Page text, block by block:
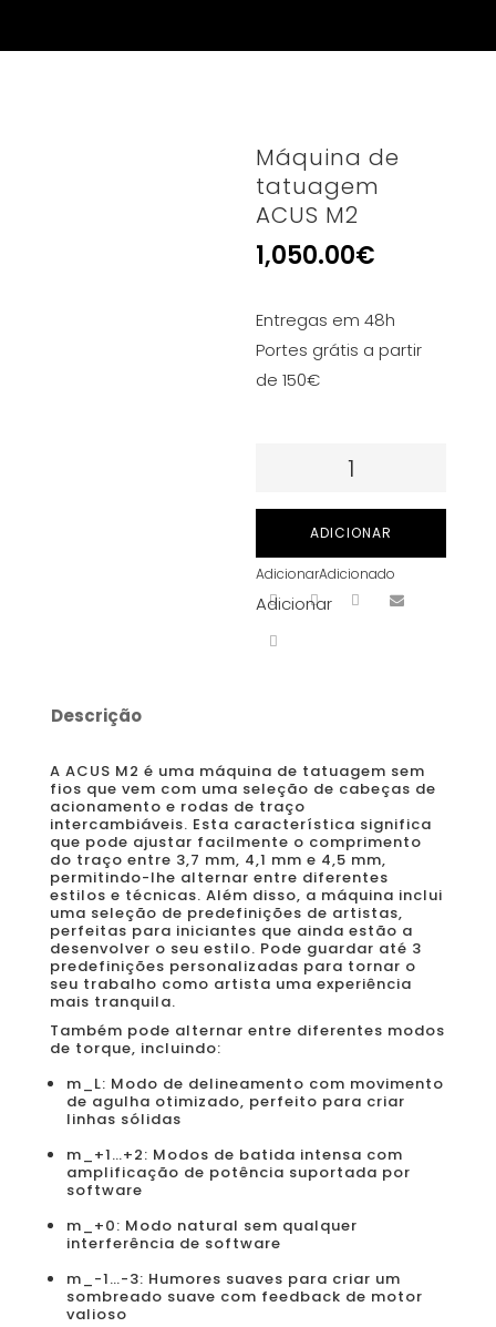
Máquina de
tatuagem
ACUS M2
1,050.00€
Entregas em 48h
Portes grátis a partir
de 150€
Quantidade
tatuagem
ACUS
M2
ADICIONAR
AdicionarAdicionado
Adicionar
Descrição
A ACUS M2 é uma máquina de tatuagem sem
fios que vem com uma seleção de cabeças de
acionamento e rodas de traço
intercambiáveis. Esta característica significa
que pode ajustar facilmente o comprimento
do traço entre 3,7 mm, 4,1 mm e 4,5 mm,
permitindo-lhe alternar entre diferentes
estilos e técnicas. Além disso, a máquina inclui
uma seleção de predefinições de artistas,
perfeitas para iniciantes que ainda estão a
desenvolver o seu estilo. Pode guardar até 3
predefinições personalizadas para tornar o
seu trabalho como artista uma experiência
mais tranquila.
Também pode alternar entre diferentes modos
de torque, incluindo:
m_L: Modo de delineamento com movimento
de agulha otimizado, perfeito para criar
linhas sólidas
m_+1…+2: Modos de batida intensa com
amplificação de potência suportada por
software
m_+0: Modo natural sem qualquer
interferência de software
m_-1…-3: Humores suaves para criar um
sombreado suave com feedback de motor
valioso